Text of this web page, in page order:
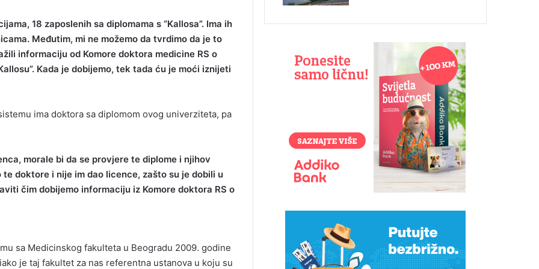
18 zaposlenih sa diplomama s “Kallosa”. Ima ih
Međutim, mi ne možemo da tvrdimo da je to
informaciju od Komore doktora medicine RS o
Kada je dobijemo, tek tada ću je moći iznijeti
ima doktora sa diplomom ovog univerziteta, pa
morale bi da se provjere te diplome i njihov
doktore i nije im dao licence, zašto su je dobili u
čim dobijemo informaciju iz Komore doktora RS o
sa Medicinskog fakulteta u Beogradu 2009. godine
je taj fakultet za nas referentna ustanova u koju su